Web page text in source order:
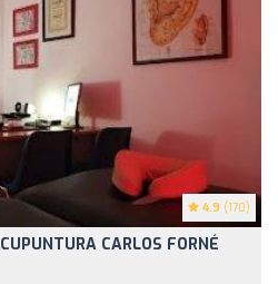
4.9 (170)
CARLOS FORNÉ